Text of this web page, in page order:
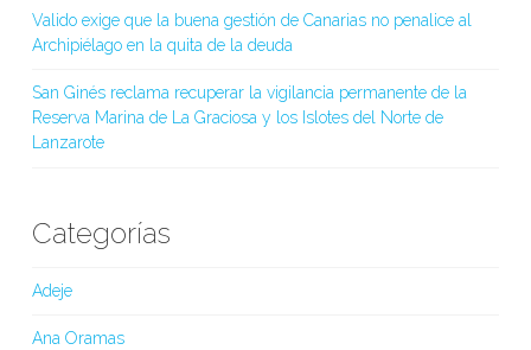
Valido exige que la buena gestión de Canarias no penalice al
Archipiélago en la quita de la deuda
San Ginés reclama recuperar la vigilancia permanente de la
Reserva Marina de La Graciosa y los Islotes del Norte de
Lanzarote
Categorías
Adeje
Ana Oramas